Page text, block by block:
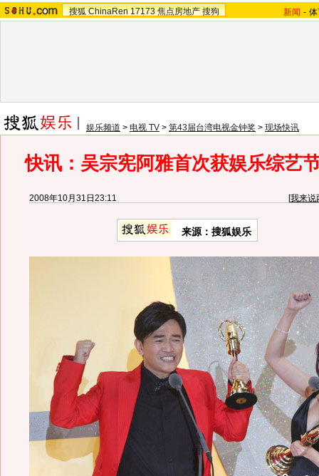
搜狐 ChinaRen 17173 焦点房地产 搜狗 新闻 -
娱乐频道 > 电视 TV > 第43届台湾电视金钟奖 > 现场快讯
快讯：吴宗宪阿雅首次获娱乐综艺
2008年10月31日23:11 [我来说
来源：搜狐娱乐